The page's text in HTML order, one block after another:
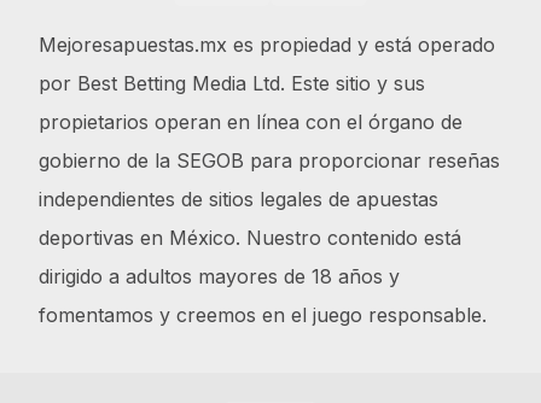
Mejoresapuestas.mx es propiedad y está operado
por Best Betting Media Ltd. Este sitio y sus
propietarios operan en línea con el órgano de
gobierno de la SEGOB para proporcionar reseñas
independientes de sitios legales de apuestas
deportivas en México. Nuestro contenido está
dirigido a adultos mayores de 18 años y
fomentamos y creemos en el juego responsable.